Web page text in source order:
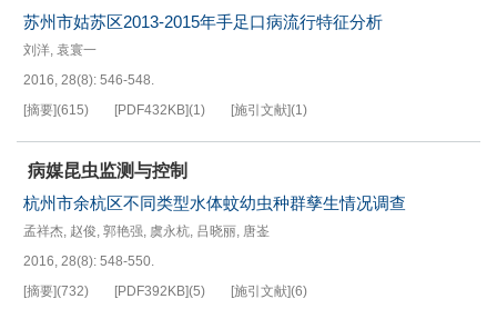
苏州市姑苏区2013-2015年手足口病流行特征分析
刘洋, 袁寰一
2016, 28(8): 546-548.
[摘要](615) [PDF432KB](1) [施引文献](1)
病媒昆虫监测与控制
杭州市余杭区不同类型水体蚊幼虫种群孳生情况调查
孟祥杰, 赵俊, 郭艳强, 虞永杭, 吕晓丽, 唐崟
2016, 28(8): 548-550.
[摘要](732) [PDF392KB](5) [施引文献](6)